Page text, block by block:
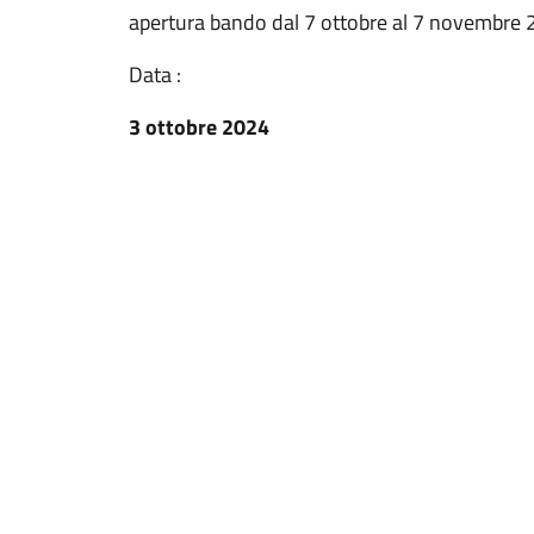
apertura bando dal 7 ottobre al 7 novembre
Data :
3 ottobre 2024